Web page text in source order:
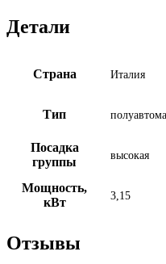
Детали
Страна Италия
Тип
Посадка
группы
высокая
Мощность,
кВт
3,15
Отзывы